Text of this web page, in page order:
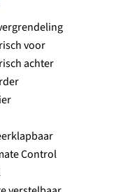
voor
achter
Control